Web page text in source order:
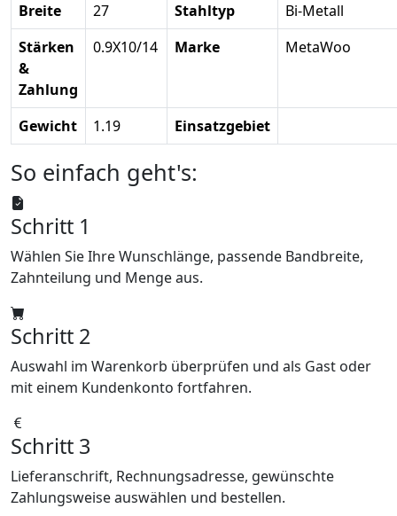
Breite
27 Stahltyp
Bi-Metall
Stärken
&
Zahlung
0.9X10/14 Marke MetaWoo
Gewicht 1.19 Einsatzgebiet
So einfach geht's:
Schritt 1
Wählen Sie Ihre Wunschlänge, passende Bandbreite,
Zahnteilung und Menge aus.
Schritt 2
Auswahl im Warenkorb überprüfen und als Gast oder
mit einem Kundenkonto fortfahren.
Schritt 3
Lieferanschrift, Rechnungsadresse, gewünschte
Zahlungsweise auswählen und bestellen.